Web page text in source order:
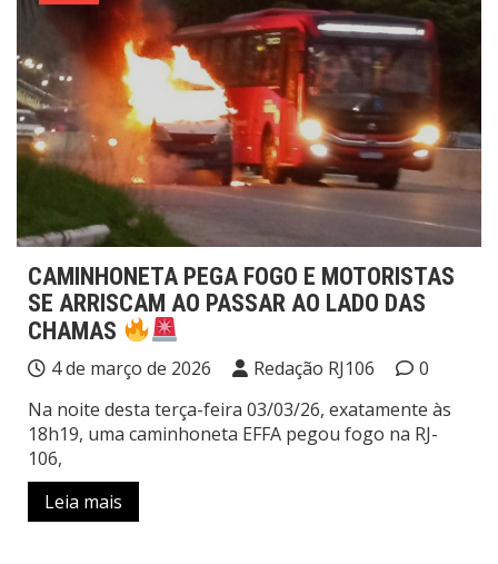
CAMINHONETA PEGA FOGO E MOTORISTAS
SE ARRISCAM AO PASSAR AO LADO DAS
CHAMAS
4 de março de 2026 Redação RJ106
0
Na noite desta terça-feira 03/03/26, exatamente às
18h19, uma caminhoneta EFFA pegou fogo na RJ-
106,
Leia mais